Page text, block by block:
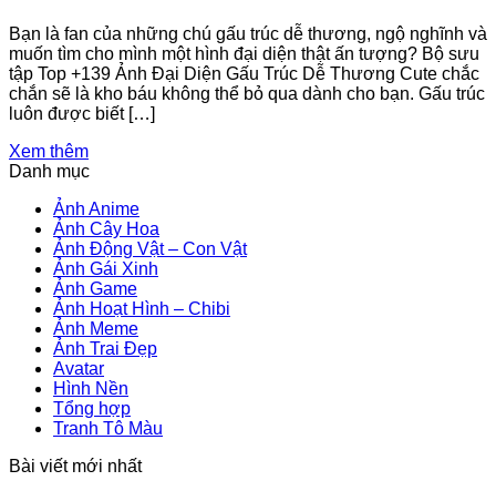
Bạn là fan của những chú gấu trúc dễ thương, ngộ nghĩnh và
muốn tìm cho mình một hình đại diện thật ấn tượng? Bộ sưu
tập Top +139 Ảnh Đại Diện Gấu Trúc Dễ Thương Cute chắc
chắn sẽ là kho báu không thể bỏ qua dành cho bạn. Gấu trúc
luôn được biết […]
Xem thêm
Danh mục
Ảnh Anime
Ảnh Cây Hoa
Ảnh Động Vật – Con Vật
Ảnh Gái Xinh
Ảnh Game
Ảnh Hoạt Hình – Chibi
Ảnh Meme
Ảnh Trai Đẹp
Avatar
Hình Nền
Tổng hợp
Tranh Tô Màu
Bài viết mới nhất